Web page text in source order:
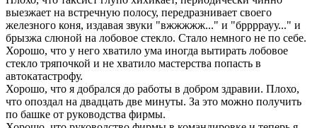
выезжает на встречную полосу, передразнивает своего
железного коня, издавая звуки "вжжжжж..." и "бррррауу..." и
брызжа слюной на лобовое стекло. Стало немного не по себе.
Хорошо, что у него хватило ума иногда вытирать лобовое
стекло тряпочкой и не хватило мастерства попасть в
автокатастрофу.
Хорошо, что я добрался до работы в добром здравии. Плохо,
что опоздал на двадцать две минуты. За это можно получить
по башке от руководства фирмы.